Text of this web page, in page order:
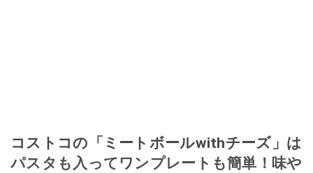
コストコの「ミートボールwithチーズ」は
パスタも入ってワンプレートも簡単！味や